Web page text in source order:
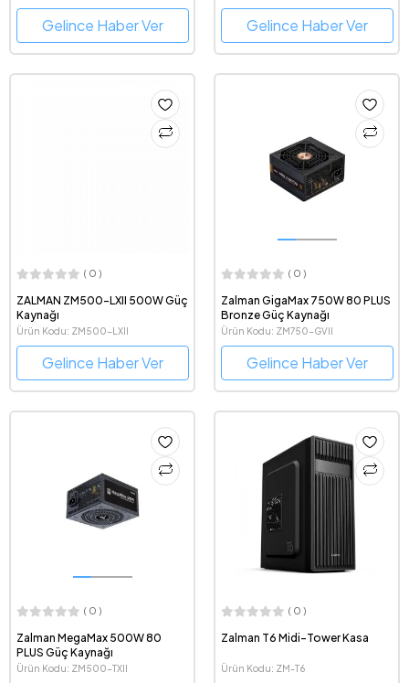
Gelince Haber Ver Gelince Haber Ver
( 0 )
ZALMAN ZM500-LXII 500W Güç
Kaynağı
Ürün Kodu: ZM500-LXII
Gelince Haber Ver
( 0 )
Zalman GigaMax 750W 80 PLUS
Bronze Güç Kaynağı
Ürün Kodu: ZM750-GVII
Gelince Haber Ver
( 0 )
Zalman MegaMax 500W 80
PLUS Güç Kaynağı
Ürün Kodu: ZM500-TXII
( 0 )
Zalman T6 Midi-Tower Kasa
Ürün Kodu: ZM-T6